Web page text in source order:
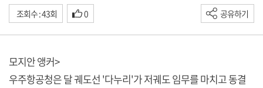
조회수 : 43회 0 공유하기
모지안 앵커>
우주항공청은 달 궤도선 '다누리'가 저궤도 임무를 마치고 동결